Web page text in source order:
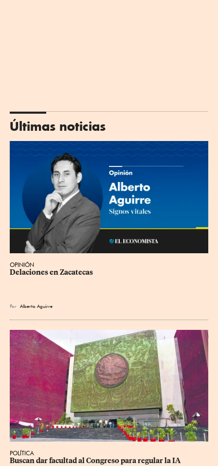
Últimas noticias
OPINIÓN
Delaciones en Zacatecas
Por Alberto Aguirre
POLÍTICA
Buscan dar facultad al Congreso para regular la IA